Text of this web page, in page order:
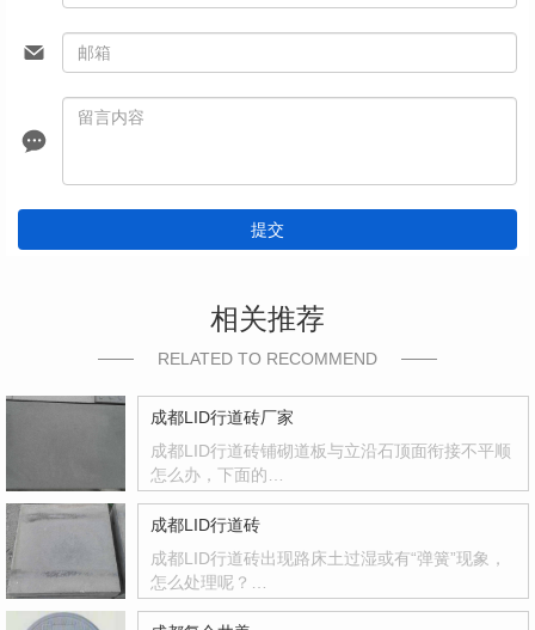
提交
相关推荐
RELATED TO RECOMMEND
成都LID行道砖厂家
成都LID行道砖铺砌道板与立沿石顶面衔接不平顺
怎么办，下面的…
成都LID行道砖
成都LID行道砖出现路床土过湿或有“弹簧”现象，
怎么处理呢？…